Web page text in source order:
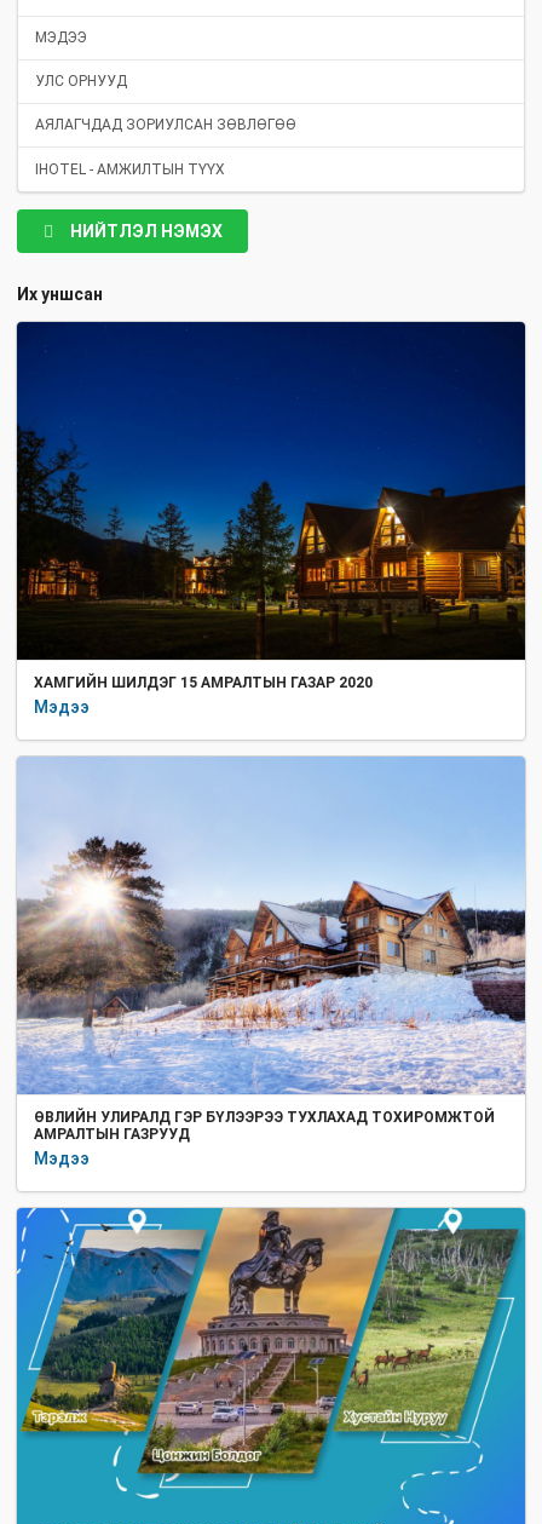
МЭДЭЭ
УЛС ОРНУУД
АЯЛАГЧДАД ЗОРИУЛСАН ЗӨВЛӨГӨӨ
IHOTEL - АМЖИЛТЫН ТҮҮХ
НИЙТЛЭЛ НЭМЭХ
Их уншсан
ХАМГИЙН ШИЛДЭГ 15 АМРАЛТЫН ГАЗАР 2020
Мэдээ
ӨВЛИЙН УЛИРАЛД ГЭР БҮЛЭЭРЭЭ ТУХЛАХАД ТОХИРОМЖТОЙ
АМРАЛТЫН ГАЗРУУД
Мэдээ